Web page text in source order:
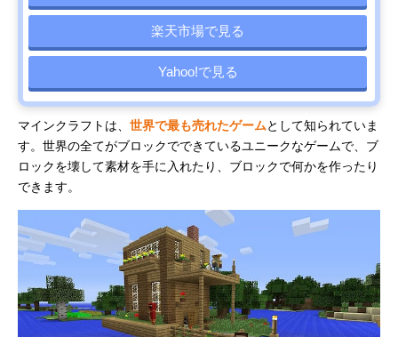
楽天市場で見る
Yahoo!で見る
マインクラフトは、 世界で最も売れたゲームとして知られていま
す。世界の全てがブロックでできているユニークなゲームで、ブ
ロックを壊して素材を手に入れたり、ブロックで何かを作ったり
できます。